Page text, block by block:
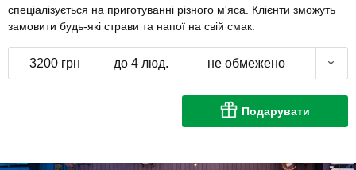
спеціалізується на приготуванні різного м'яса. Клієнти зможуть
замовити будь-які страви та напої на свій смак.
3200 грн до 4 люд. не обмежено
Подарувати